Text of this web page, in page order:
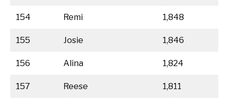
154 Remi 1,848
155 Josie 1,846
156 Alina 1,824
157 Reese 1,811